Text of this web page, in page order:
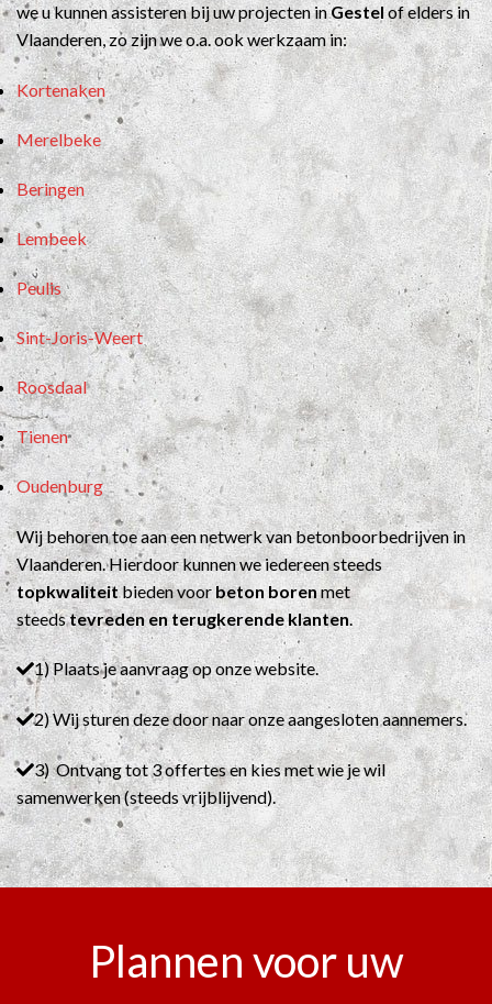
we u kunnen assisteren bij uw projecten inGestelof elders in
Vlaanderen, zo zijn we o.a. ook werkzaam in:
Kortenaken
Merelbeke
Beringen
Lembeek
Peulis
Sint-Joris-Weert
Roosdaal
Tienen
Oudenburg
Wij behoren toe aan een netwerk van betonboorbedrijven in
Vlaanderen. Hierdoor kunnen we iedereen steeds
topkwaliteitbieden voorbeton borenmet
steedstevreden en terugkerende klanten
1) Plaats je aanvraag op onze website.
2) Wij sturen deze door naar onze aangesloten aannemers.
3) Ontvang tot 3 offertes en kies met wie je wil
samenwerken (steeds vrijblijvend).
Plannen voor uw